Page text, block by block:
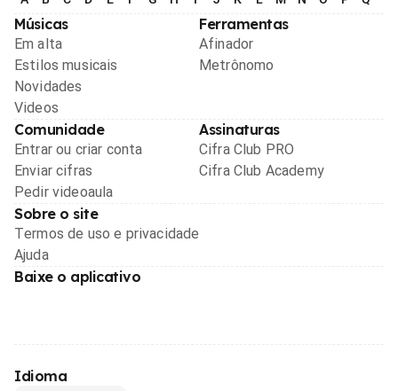
Músicas
Em alta
Estilos musicais
Novidades
Videos
Ferramentas
Afinador
Metrônomo
Comunidade
Entrar ou criar conta
Enviar cifras
Pedir videoaula
Assinaturas
Cifra Club PRO
Cifra Club Academy
Sobre o site
Termos de uso e privacidade
Ajuda
Baixe o aplicativo
Idioma